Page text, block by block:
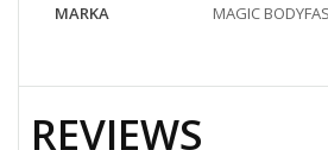
MARKA MAGIC
REVIEWS